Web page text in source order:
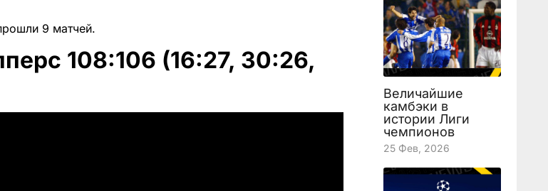
9 матчей.
108:106 (16:27, 30:26,
Величайшие
камбэки в
истории Лиги
чемпионов
25 Фев, 2026